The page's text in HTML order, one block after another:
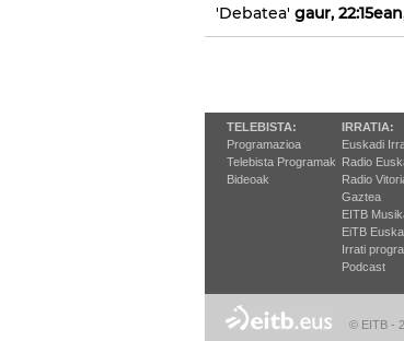
'Debatea' gaur,
TELEBISTA:
Programazioa
Telebista Programak
Bideoak
IRRATIA:
Euskadi
Radio
Radio
Gaztea
EITB
EiTB
Irrati
Podcast
© EITB -